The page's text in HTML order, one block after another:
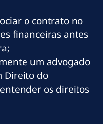
o contrato no
financeiras antes
um advogado
Direito do
os direitos